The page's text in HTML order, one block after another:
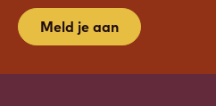
Meld je aan